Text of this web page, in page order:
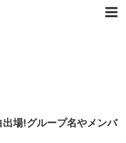
場!グループ名やメンバ